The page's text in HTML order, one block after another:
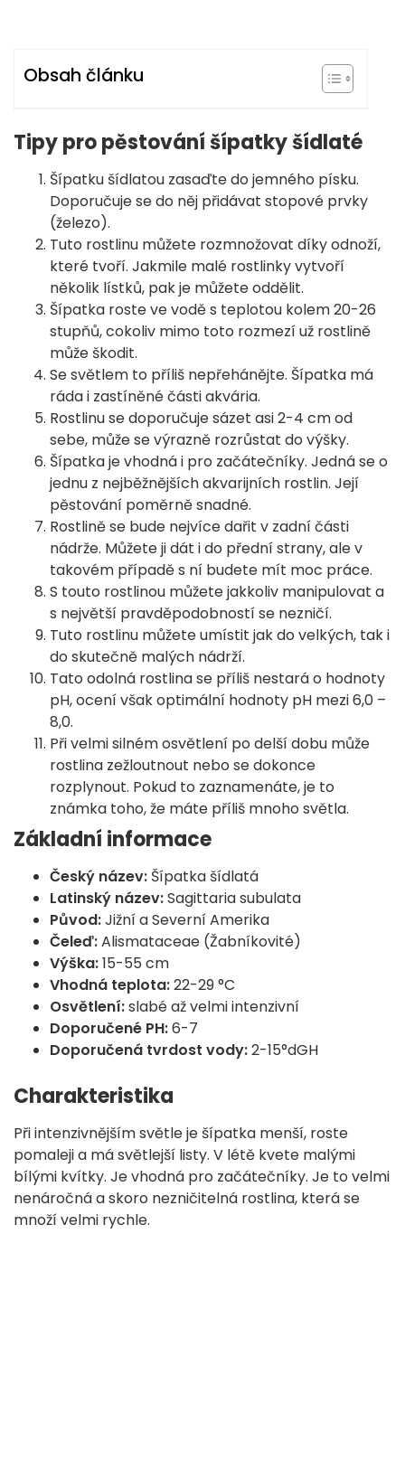
Obsah článku
Tipy pro pěstování šípatky šídlaté
Šípatku šídlatou zasaďte do jemného písku.
Doporučuje se do něj přidávat stopové prvky
(železo).
Tuto rostlinu můžete rozmnožovat díky odnoží,
které tvoří. Jakmile malé rostlinky vytvoří
několik lístků, pak je můžete oddělit.
Šípatka roste ve vodě s teplotou kolem 20-26
stupňů, cokoliv mimo toto rozmezí už rostlině
může škodit.
Se světlem to příliš nepřehánějte. Šípatka má
ráda i zastíněné části akvária.
Rostlinu se doporučuje sázet asi 2-4 cm od
sebe, může se výrazně rozrůstat do výšky.
Šípatka je vhodná i pro začátečníky. Jedná se o
jednu z nejběžnějších akvarijních rostlin. Její
pěstování poměrně snadné.
Rostlině se bude nejvíce dařit v zadní části
nádrže. Můžete ji dát i do přední strany, ale v
takovém případě s ní budete mít moc práce.
S touto rostlinou můžete jakkoliv manipulovat a
s největší pravděpodobností se nezničí.
Tuto rostlinu můžete umístit jak do velkých, tak i
do skutečně malých nádrží.
Tato odolná rostlina se příliš nestará o hodnoty
pH, ocení však optimální hodnoty pH mezi 6,0 –
8,0.
Při velmi silném osvětlení po delší dobu může
rostlina zežloutnout nebo se dokonce
rozplynout. Pokud to zaznamenáte, je to
známka toho, že máte příliš mnoho světla.
Základní informace
Český název: Šípatka šídlatá
Latinský název:Sagittaria subulata
Původ:Jižní a Severní Amerika
Čeleď:Alismataceae (Žabníkovité)
Výška:15-55 cm
Vhodná teplota:22-29 °C
Osvětlení:slabé až velmi intenzivní
Doporučené PH:6-7
Doporučená tvrdost vody:2-15°dGH
Charakteristika
Při intenzivnějším světle je šípatka menší, roste
pomaleji a má světlejší listy. V létě kvete malými
bílými kvítky. Je vhodná pro začátečníky. Je to velmi
nenáročná a skoro nezničitelná rostlina, která se
množí velmi rychle.